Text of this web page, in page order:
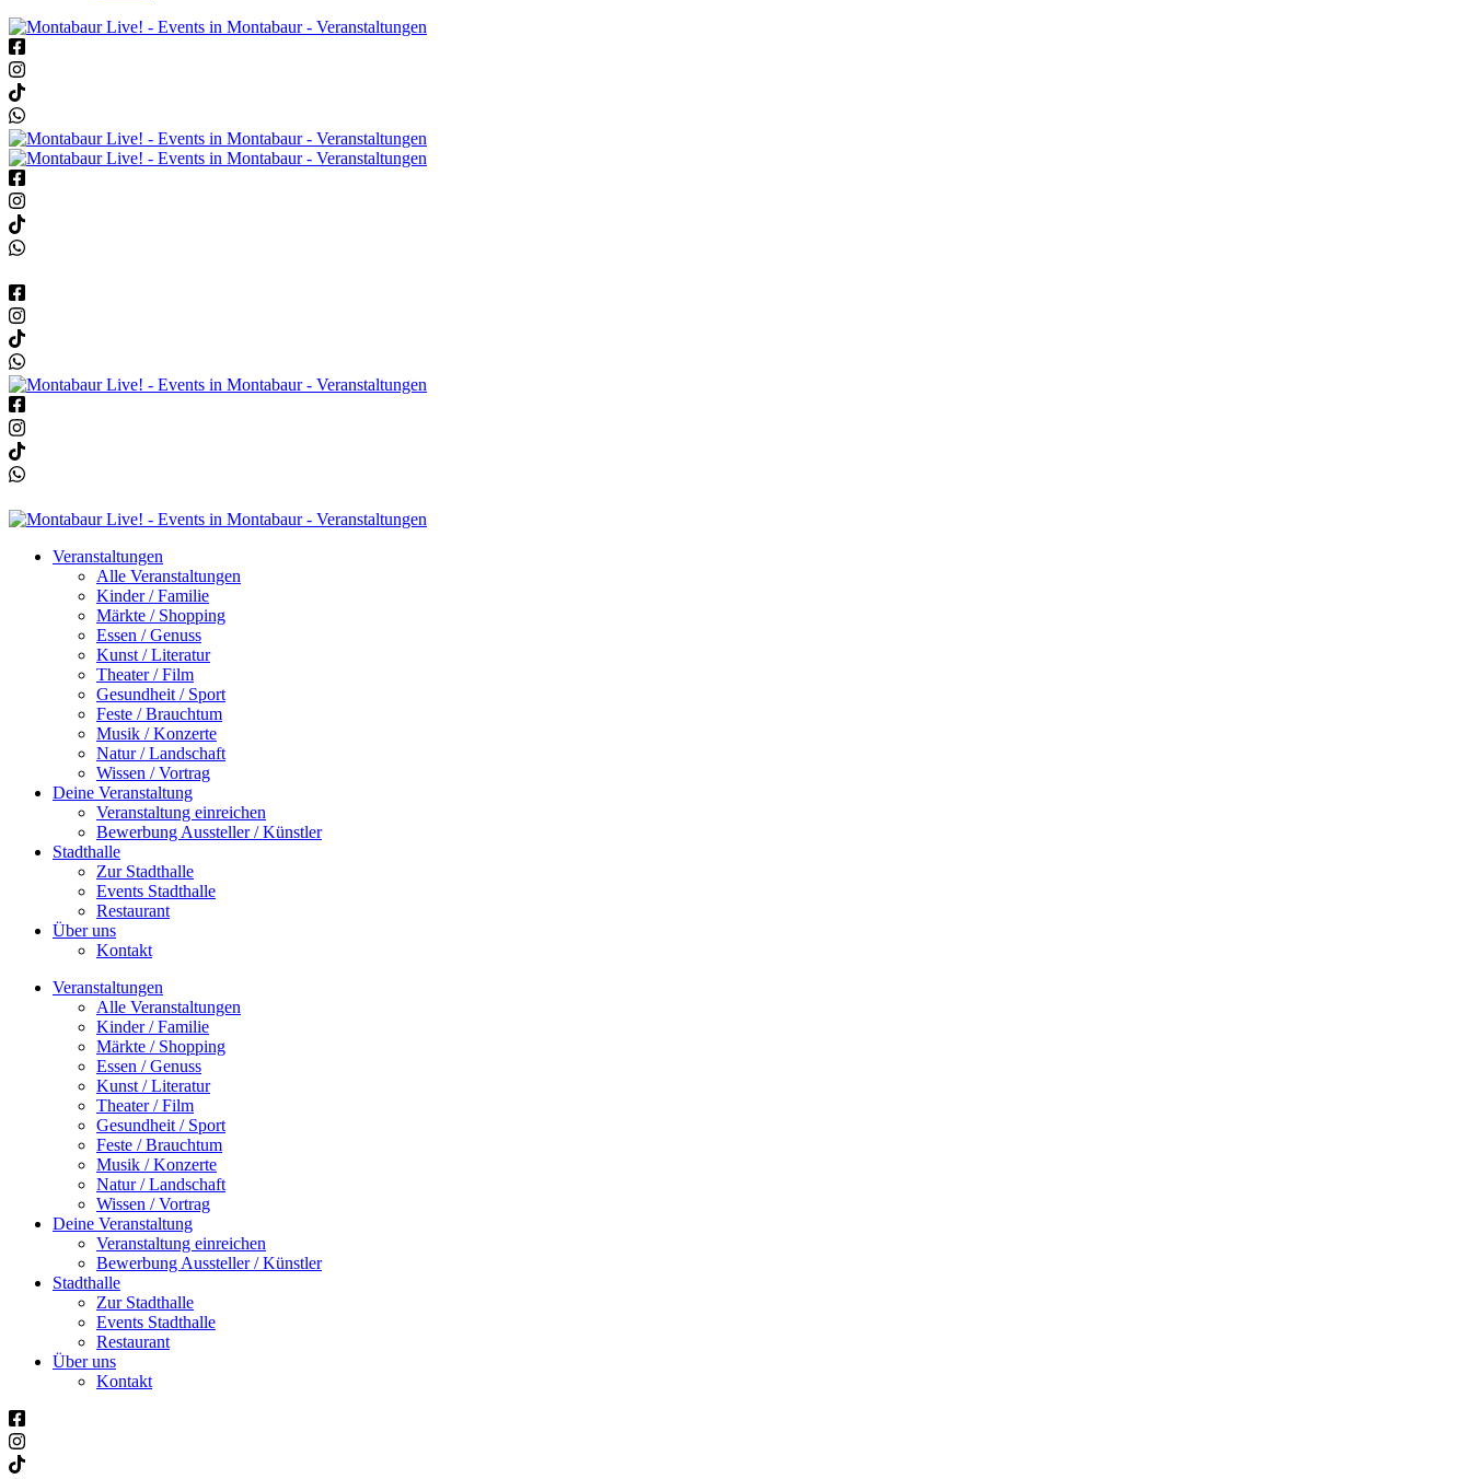
Veranstaltungen
Alle Veranstaltungen
Kinder / Familie
Märkte / Shopping
Essen / Genuss
Kunst / Literatur
Theater / Film
Gesundheit / Sport
Feste / Brauchtum
Musik / Konzerte
Natur / Landschaft
Wissen / Vortrag
Deine Veranstaltung
Veranstaltung einreichen
Bewerbung Aussteller / Künstler
Stadthalle
Zur Stadthalle
Events Stadthalle
Restaurant
Über uns
Kontakt
Veranstaltungen
Alle Veranstaltungen
Kinder / Familie
Märkte / Shopping
Essen / Genuss
Kunst / Literatur
Theater / Film
Gesundheit / Sport
Feste / Brauchtum
Musik / Konzerte
Natur / Landschaft
Wissen / Vortrag
Deine Veranstaltung
Veranstaltung einreichen
Bewerbung Aussteller / Künstler
Stadthalle
Zur Stadthalle
Events Stadthalle
Restaurant
Über uns
Kontakt